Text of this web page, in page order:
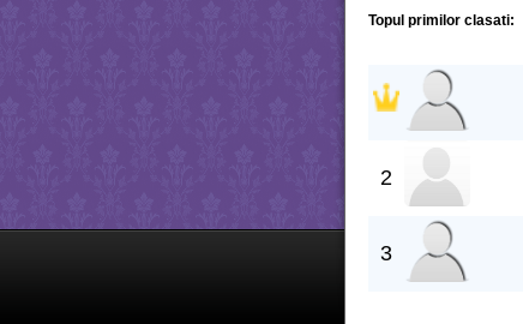
Topul primilor clasati:
2
3